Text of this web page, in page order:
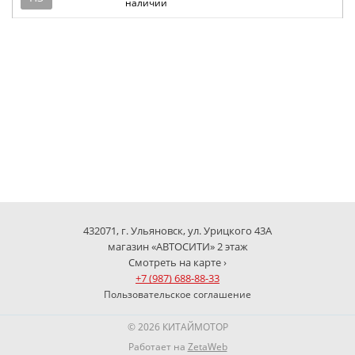
432071, г. Ульяновск, ул. Урицкого 43А
магазин «АВТОСИТИ» 2 этаж
Смотреть на карте ›
+7 (987) 688-88-33
Пользовательское соглашение
© 2026 КИТАЙМОТОР
Работает на ZetaWeb